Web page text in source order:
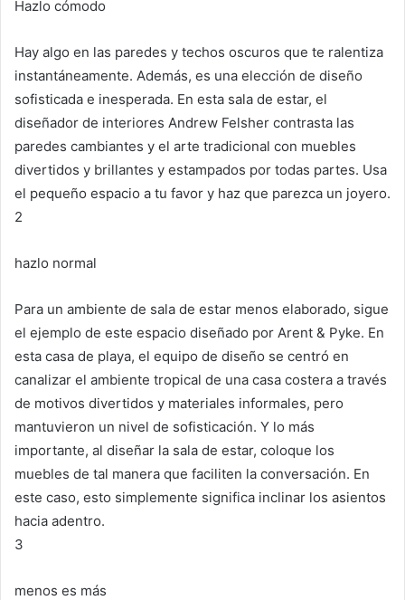
Hazlo cómodo
Hay algo en las paredes y techos oscuros que te ralentiza
instantáneamente. Además, es una elección de diseño
sofisticada e inesperada. En esta sala de estar, el
diseñador de interiores Andrew Felsher contrasta las
paredes cambiantes y el arte tradicional con muebles
divertidos y brillantes y estampados por todas partes. Usa
el pequeño espacio a tu favor y haz que parezca un joyero.
2
hazlo normal
Para un ambiente de sala de estar menos elaborado, sigue
el ejemplo de este espacio diseñado por Arent & Pyke. En
esta casa de playa, el equipo de diseño se centró en
canalizar el ambiente tropical de una casa costera a través
de motivos divertidos y materiales informales, pero
mantuvieron un nivel de sofisticación. Y lo más
importante, al diseñar la sala de estar, coloque los
muebles de tal manera que faciliten la conversación. En
este caso, esto simplemente significa inclinar los asientos
hacia adentro.
3
menos es más